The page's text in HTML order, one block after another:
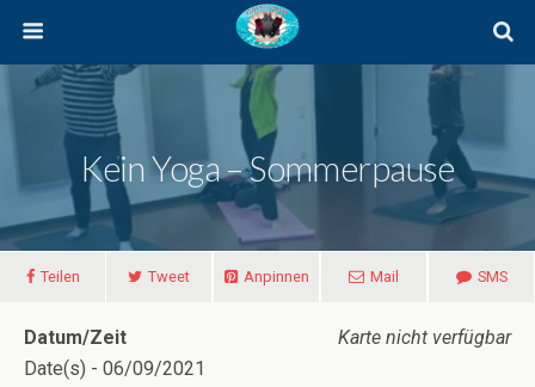
Kein Yoga – Sommerpause
Teilen Tweet Anpinnen Mail SMS
Karte nicht verfügbar
Datum/Zeit
Date(s) - 06/09/2021